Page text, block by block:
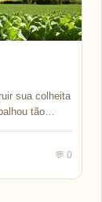
sua colheita
tão…
💬 0